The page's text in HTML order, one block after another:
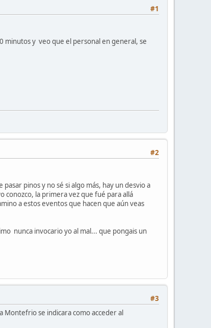
#1
minutos y veo que el personal en general, se
#2
pinos y no sé si algo más, hay un desvio a
conozco, la primera vez que fué para allá
a estos eventos que hacen que aún veas
nunca invocario yo al mal... que pongais un
#3
Montefrio se indicara como acceder al